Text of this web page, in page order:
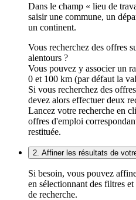
Dans le champ « lieu de
saisir une commune, un
un continent.
Vous recherchez des offres
alentours ?
Vous pouvez y associer un
0 et 100 km (par défaut la
Si vous recherchez des
devez alors effectuer deux
Lancez votre recherche en
offres d'emploi
restituée.
2. Affiner les résultats de
Si besoin, vous pouvez
en sélectionnant des filtres
de recherche.